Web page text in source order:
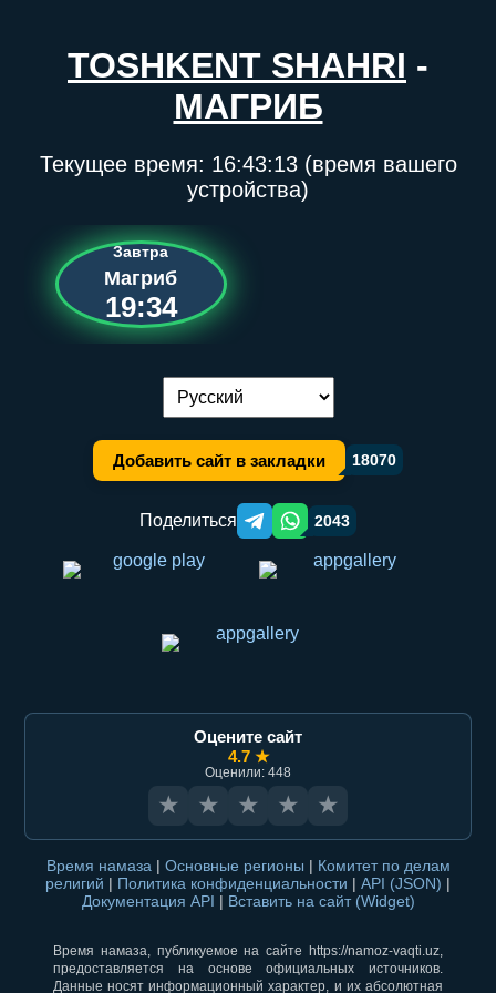
TOSHKENT SHAHRI -
МАГРИБ
Текущее время: 16:43:13(время вашего
устройства)
Завтра
Магриб
19:34
Переключение языка:
Добавить сайт в закладки 18070
Поделиться Telegram orqali ulashish
WhatsApp orqali ulashish
2043
Оцените сайт
4.7 ★
Оценили: 448
★ ★ ★ ★ ★
Время намаза | Основные регионы | Комитет по делам
религий | Политика конфиденциальности | API (JSON) |
Документация API | Вставить на сайт (Widget)
Время намаза, публикуемое на сайте https://namoz-vaqti.uz,
предоставляется на основе официальных источников.
Данные носят информационный характер, и их абсолютная